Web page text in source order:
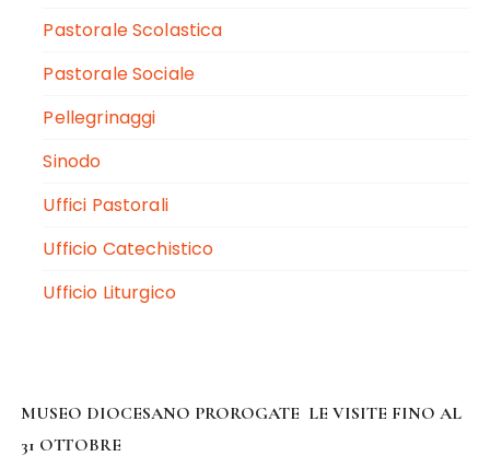
Pastorale Scolastica
Pastorale Sociale
Pellegrinaggi
Sinodo
Uffici Pastorali
Ufficio Catechistico
Ufficio Liturgico
MUSEO DIOCESANO PROROGATE LE VISITE FINO AL
31 OTTOBRE